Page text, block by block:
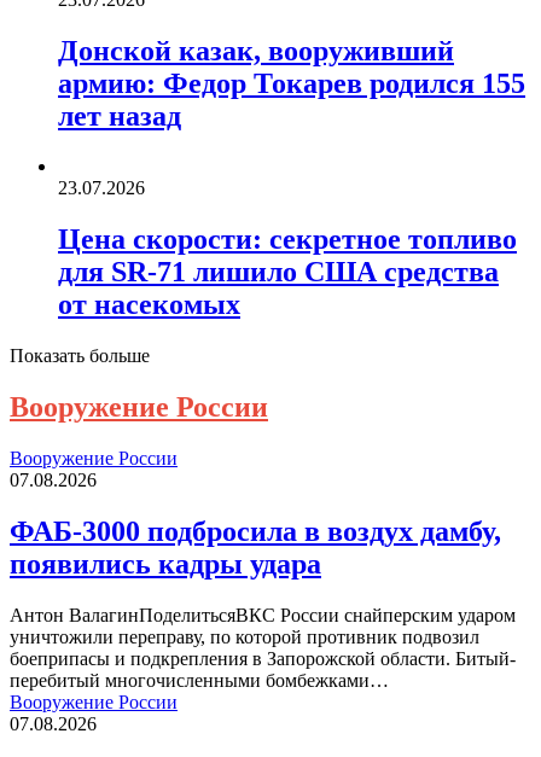
Донской казак, вооруживший
армию: Федор Токарев родился 155
лет назад
23.07.2026
Цена скорости: секретное топливо
для SR-71 лишило США средства
от насекомых
Показать больше
Вооружение России
Вооружение России
07.08.2026
ФАБ-3000 подбросила в воздух дамбу,
появились кадры удара
Антон ВалагинПоделитьсяВКС России снайперским ударом
уничтожили переправу, по которой противник подвозил
боеприпасы и подкрепления в Запорожской области. Битый-
перебитый многочисленными бомбежками…
Вооружение России
07.08.2026